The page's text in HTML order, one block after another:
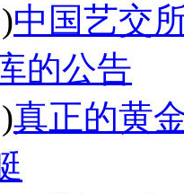
中国艺交
的公告
真正的黄